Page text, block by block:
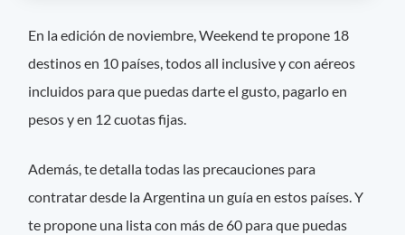
En la edición de noviembre, Weekend te propone 18
destinos en 10 países, todos all inclusive y con aéreos
incluidos para que puedas darte el gusto, pagarlo en
pesos y en 12 cuotas fijas.
Además, te detalla todas las precauciones para
contratar desde la Argentina un guía en estos países. Y
te propone una lista con más de 60 para que puedas